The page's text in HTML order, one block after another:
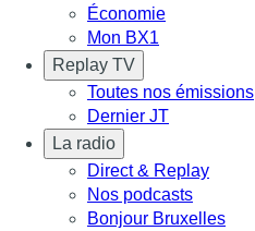
Économie
Mon BX1
Replay TV
Toutes nos émissions
Dernier JT
La radio
Direct & Replay
Nos podcasts
Bonjour Bruxelles